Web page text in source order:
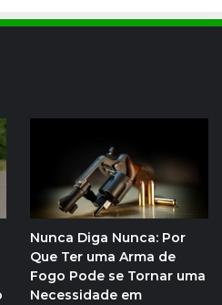
Nunca Diga Nunca: Por
Que Ter uma Arma de
Fogo Pode se Tornar uma
Necessidade em